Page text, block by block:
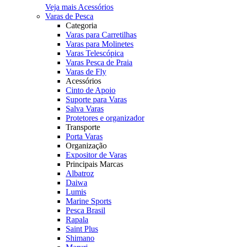
Veja mais Acessórios
Varas de Pesca
Categoria
Varas para Carretilhas
Varas para Molinetes
Varas Telescópica
Varas Pesca de Praia
Varas de Fly
Acessórios
Cinto de Apoio
Suporte para Varas
Salva Varas
Protetores e organizador
Transporte
Porta Varas
Organização
Expositor de Varas
Principais Marcas
Albatroz
Daiwa
Lumis
Marine Sports
Pesca Brasil
Rapala
Saint Plus
Shimano